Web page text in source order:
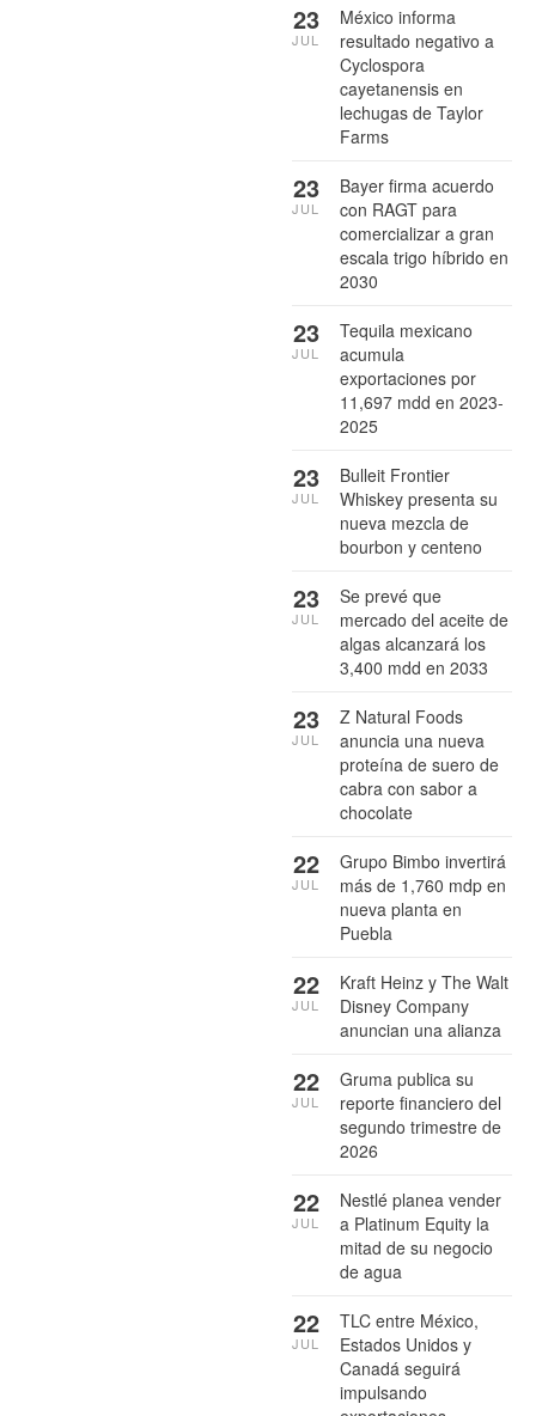
México informa
resultado negativo a
Cyclospora
cayetanensis en
lechugas de Taylor
Farms
23
JUL
Bayer firma acuerdo
con RAGT para
comercializar a gran
escala trigo híbrido en
2030
23
JUL
Tequila mexicano
acumula
exportaciones por
11,697 mdd en 2023-
2025
23
JUL
Bulleit Frontier
Whiskey presenta su
nueva mezcla de
bourbon y centeno
23
JUL
Se prevé que
mercado del aceite de
algas alcanzará los
3,400 mdd en 2033
23
JUL
Z Natural Foods
anuncia una nueva
proteína de suero de
cabra con sabor a
chocolate
23
JUL
Grupo Bimbo invertirá
más de 1,760 mdp en
nueva planta en
Puebla
22
JUL
Kraft Heinz y The Walt
Disney Company
anuncian una alianza
22
JUL
Gruma publica su
reporte financiero del
segundo trimestre de
2026
22
JUL
Nestlé planea vender
a Platinum Equity la
mitad de su negocio
de agua
22
JUL
TLC entre México,
Estados Unidos y
Canadá seguirá
impulsando
22
JUL